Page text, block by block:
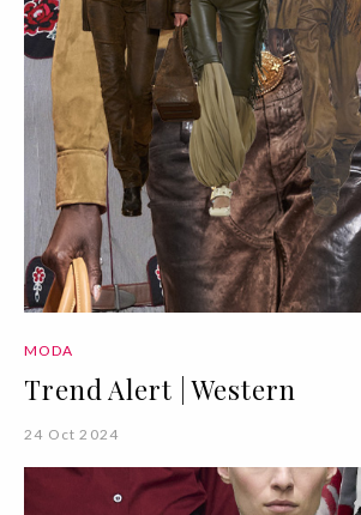
MODA
Trend Alert | Western
24 Oct 2024